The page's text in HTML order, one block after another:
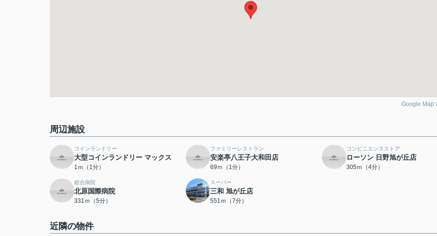
Google Map
周辺施設
コインランドリー
大型コインランドリー マックス
1ｍ（1分）
ファミリーレストラン
安楽亭八王子大和田店
69ｍ（1分）
コンビニエンスストア
ローソン 日野旭が丘店
305ｍ（4分）
総合病院
北原国際病院
331ｍ（5分）
スーパー
三和 旭が丘店
551ｍ（7分）
近隣の物件